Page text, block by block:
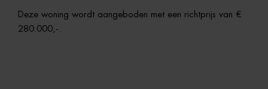
Deze woning wordt aangeboden met een richtprijs van €
280.000,-.